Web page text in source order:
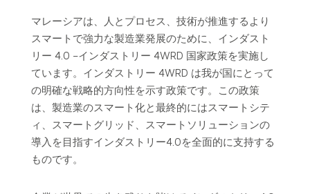
マレーシアは、人とプロセス、技術が推進するより
スマートで強力な製造業発展のために、インダスト
リー 4.0 –インダストリー 4WRD 国家政策を実施し
ています。インダストリー 4WRD は我が国にとって
の明確な戦略的方向性を示す政策です。この政策
は、製造業のスマート化と最終的にはスマートシテ
ィ、スマートグリッド、スマートソリューションの
導入を目指すインダストリー4.0を全面的に支持する
ものです。